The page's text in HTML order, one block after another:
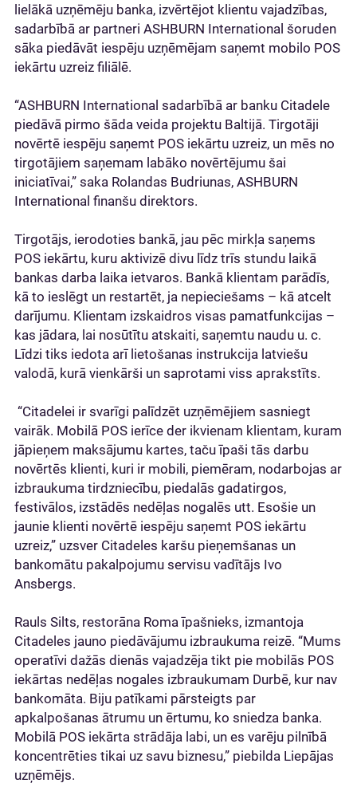
lielākā uzņēmēju banka, izvērtējot klientu vajadzības,
sadarbībā ar partneri ASHBURN International šoruden
sāka piedāvāt iespēju uzņēmējam saņemt mobilo POS
iekārtu uzreiz filiālē.
“ASHBURN International sadarbībā ar banku Citadele
piedāvā pirmo šāda veida projektu Baltijā. Tirgotāji
novērtē iespēju saņemt POS iekārtu uzreiz, un mēs no
tirgotājiem saņemam labāko novērtējumu šai
iniciatīvai,” saka Rolandas Budriunas, ASHBURN
International finanšu direktors.
Tirgotājs, ierodoties bankā, jau pēc mirkļa saņems
POS iekārtu, kuru aktivizē divu līdz trīs stundu laikā
bankas darba laika ietvaros. Bankā klientam parādīs,
kā to ieslēgt un restartēt, ja nepieciešams – kā atcelt
darījumu. Klientam izskaidros visas pamatfunkcijas –
kas jādara, lai nosūtītu atskaiti, saņemtu naudu u. c.
Līdzi tiks iedota arī lietošanas instrukcija latviešu
valodā, kurā vienkārši un saprotami viss aprakstīts.
“Citadelei ir svarīgi palīdzēt uzņēmējiem sasniegt
vairāk. Mobilā POS ierīce der ikvienam klientam, kuram
jāpieņem maksājumu kartes, taču īpaši tās darbu
novērtēs klienti, kuri ir mobili, piemēram, nodarbojas ar
izbraukuma tirdzniecību, piedalās gadatirgos,
festivālos, izstādēs nedēļas nogalēs utt. Esošie un
jaunie klienti novērtē iespēju saņemt POS iekārtu
uzreiz,” uzsver Citadeles karšu pieņemšanas un
bankomātu pakalpojumu servisu vadītājs Ivo
Ansbergs.
Rauls Silts, restorāna Roma īpašnieks, izmantoja
Citadeles jauno piedāvājumu izbraukuma reizē. “Mums
operatīvi dažās dienās vajadzēja tikt pie mobilās POS
iekārtas nedēļas nogales izbraukumam Durbē, kur nav
bankomāta. Biju patīkami pārsteigts par
apkalpošanas ātrumu un ērtumu, ko sniedza banka.
Mobilā POS iekārta strādāja labi, un es varēju pilnībā
koncentrēties tikai uz savu biznesu,” piebilda Liepājas
uzņēmējs.